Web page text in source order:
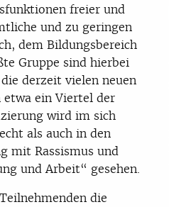
freier und
und zu geringen
dem Bildungsbereich
Gruppe sind hierbei
derzeit vielen neuen
etwa ein Viertel der
wird im sich
als auch in den
mit Rassismus und
und Arbeit“ gesehen.
die